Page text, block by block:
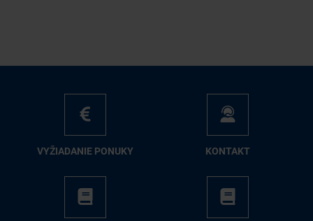
VY­ŽIA­DA­NIE PO­NU­KY KON­TAKT